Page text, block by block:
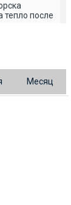
тепло после
меняется
Месяц